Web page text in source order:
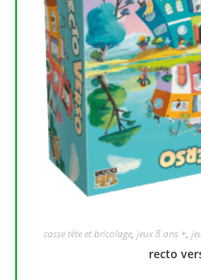
casse tête et bricolage, jeux 8 ans +,
recto